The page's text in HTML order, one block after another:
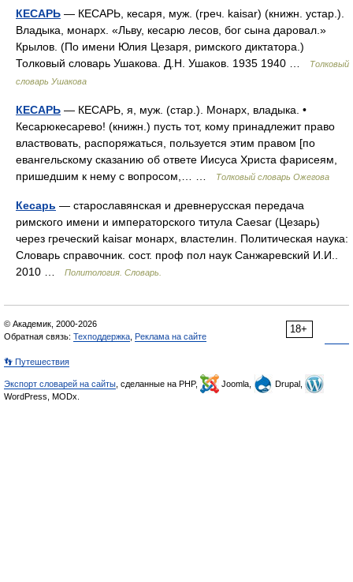
КЕСАРЬ — КЕСАРЬ, кесаря, муж. (греч. kaisar) (книжн. устар.).
Владыка, монарх. «Льву, кесарю лесов, бог сына даровал.»
Крылов. (По имени Юлия Цезаря, римского диктатора.)
Толковый словарь Ушакова. Д.Н. Ушаков. 1935 1940 …
Толковый
словарь Ушакова
КЕСАРЬ — КЕСАРЬ, я, муж. (стар.). Монарх, владыка. •
Кесарюкесарево! (книжн.) пусть тот, кому принадлежит право
властвовать, распоряжаться, пользуется этим правом [по
евангельскому сказанию об ответе Иисуса Христа фарисеям,
пришедшим к нему с вопросом,… …
Толковый словарь Ожегова
Кесарь — старославянская и древнерусская передача
римского имени и императорского титула Caesar (Цезарь)
через греческий kaisar монарх, властелин. Политическая наука:
Словарь справочник. сост. проф пол наук Санжаревский И.И..
2010 …
Политология. Словарь.
18+
© Академик, 2000-2026
Обратная связь: Техподдержка Реклама на сайте
👣 Путешествия
Экспорт словарей на сайты , сделанные на PHP, Joomla,
Drupal,
WordPress, MODx.